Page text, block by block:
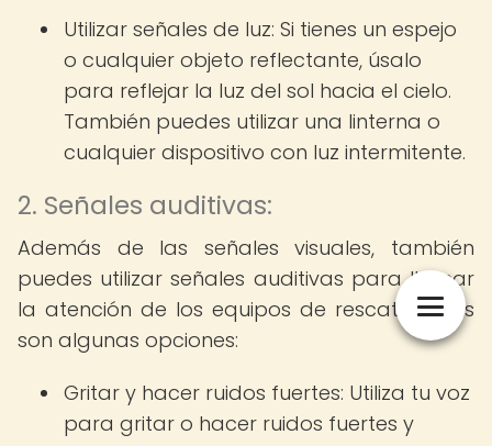
Utilizar señales de luz: Si tienes un espejo
o cualquier objeto reflectante, úsalo
para reflejar la luz del sol hacia el cielo.
También puedes utilizar una linterna o
cualquier dispositivo con luz intermitente.
2. Señales auditivas:
Además de las señales visuales, también
puedes utilizar señales auditivas para llamar
la atención de los equipos de rescate. Estas
son algunas opciones:
Gritar y hacer ruidos fuertes: Utiliza tu voz
para gritar o hacer ruidos fuertes y